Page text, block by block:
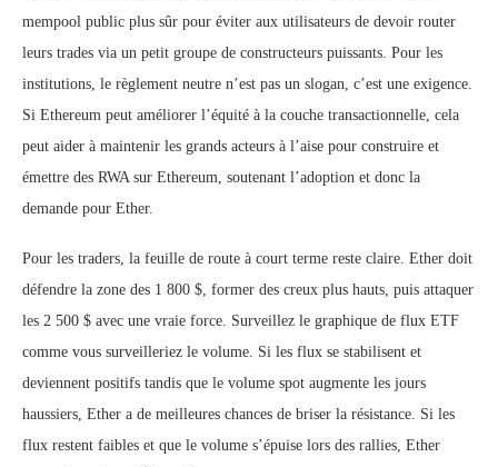
mempool public plus sûr pour éviter aux utilisateurs de devoir router
leurs trades via un petit groupe de constructeurs puissants. Pour les
institutions, le règlement neutre n’est pas un slogan, c’est une exigence.
Si Ethereum peut améliorer l’équité à la couche transactionnelle, cela
peut aider à maintenir les grands acteurs à l’aise pour construire et
émettre des RWA sur Ethereum, soutenant l’adoption et donc la
demande pour Ether.
Pour les traders, la feuille de route à court terme reste claire. Ether doit
défendre la zone des 1 800 $, former des creux plus hauts, puis attaquer
les 2 500 $ avec une vraie force. Surveillez le graphique de flux ETF
comme vous surveilleriez le volume. Si les flux se stabilisent et
deviennent positifs tandis que le volume spot augmente les jours
haussiers, Ether a de meilleures chances de briser la résistance. Si les
flux restent faibles et que le volume s’épuise lors des rallies, Ether